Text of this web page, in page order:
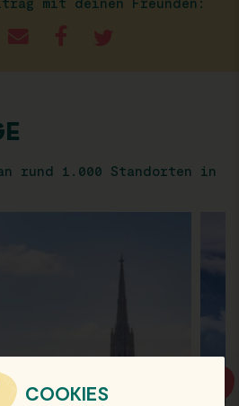
rund 1.000 Standorten in
COOKIES